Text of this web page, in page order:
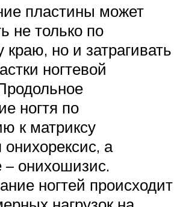
пластины может
не только по
краю, но и затрагивать
ногтевой
ногтя по
к матриксу
а
– онихошизис.
ногтей происходит